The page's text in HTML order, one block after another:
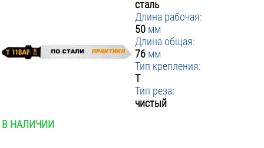
сталь
Длина рабочая:
50 мм
Длина общая:
76 мм
Тип крепления:
T
Тип реза:
чистый
В НАЛИЧИИ